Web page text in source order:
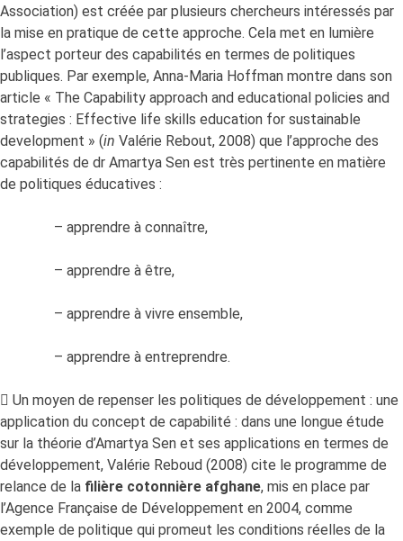
Association) est créée par plusieurs chercheurs intéressés par
la mise en pratique de cette approche. Cela met en lumière
l’aspect porteur des capabilités en termes de politiques
publiques. Par exemple, Anna-Maria Hoffman montre dans son
article « The Capability approach and educational policies and
strategies : Effective life skills education for sustainable
development » (in Valérie Rebout, 2008) que l’approche des
capabilités de dr Amartya Sen est très pertinente en matière
de politiques éducatives :
– apprendre à connaître,
– apprendre à être,
– apprendre à vivre ensemble,
– apprendre à entreprendre.
 Un moyen de repenser les politiques de développement : une
application du concept de capabilité : dans une longue étude
sur la théorie d’Amartya Sen et ses applications en termes de
développement, Valérie Reboud (2008) cite le programme de
relance de la filière cotonnière afghane, mis en place par
l’Agence Française de Développement en 2004, comme
exemple de politique qui promeut les conditions réelles de la